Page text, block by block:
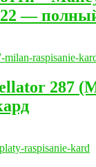
—
287